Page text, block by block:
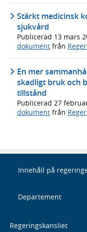
Stärkt medicinsk
sjukvård
Publicerad 13 mars
dokument från
En mer
skadligt bruk och
tillstånd
Publicerad 27
dokument från
Innehåll på
Departement
Regeringskansliet